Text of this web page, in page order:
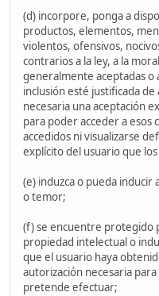
(d) incorpore, ponga a
productos, elementos,
violentos, ofensivos,
contrarios a la ley, a la
generalmente aceptadas o
inclusión esté justificada
necesaria una aceptación
para poder acceder a esos
accedidos ni visualizarse
explícito del usuario que
(e) induzca o pueda inducir
o temor;
(f) se encuentre protegido
propiedad intelectual o
que el usuario haya
autorización necesaria
pretende efectuar;